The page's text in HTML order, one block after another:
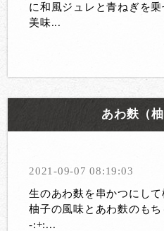
に和風ジュレと青ねぎを
美味...
あわ麩（柚
2021-09-07 08:19:03
生のあわ麩を串かつにして
柚子の風味とあわ麩のも
-:+:...